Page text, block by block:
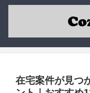
在宅案件が見つ